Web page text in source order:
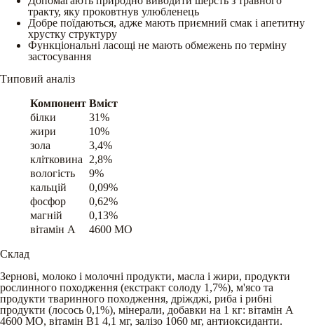
тракту, яку проковтнув улюбленець
Добре поїдаються, адже мають приємний смак і апетитну
хрустку структуру
Функціональні ласощі не мають обмежень по терміну
застосування
Типовий аналіз
Компонент Вміст
білки
31%
жири
10%
зола
3,4%
клітковина
2,8%
вологість
9%
кальцій
0,09%
фосфор
0,62%
магній
0,13%
вітамін A
4600 МО
Склад
Зернові, молоко і молочні продукти, масла і жири, продукти
рослинного походження (екстракт солоду 1,7%), м'ясо та
продукти тваринного походження, дріжджі, риба і рибні
продукти (лосось 0,1%), мінерали, добавки на 1 кг: вітамін А
4600 МО, вітамін В1 4,1 мг, залізо 1060 мг, антиоксиданти.